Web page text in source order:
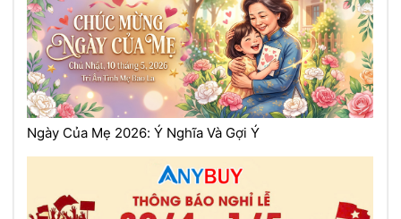
Ngày Của Mẹ 2026: Ý Nghĩa Và Gợi Ý